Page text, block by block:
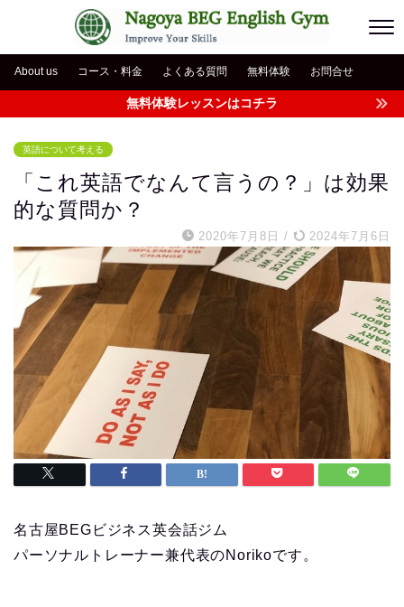
About us コース・料金 よくある質問 無料体験 お問合せ
無料体験レッスンはコチラ
英語について考える
「これ英語でなんて言うの？」は効果
的な質問か？
2020年7月8日 / 2024年7月6日
名古屋BEGビジネス英会話ジム
パーソナルトレーナー兼代表のNorikoです。